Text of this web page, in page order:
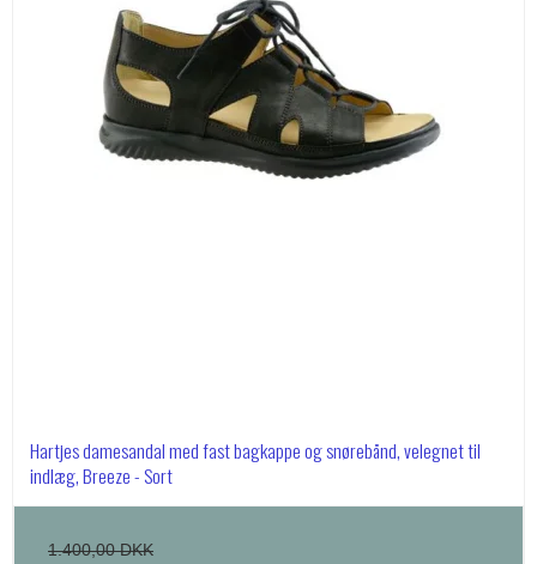
Hartjes damesandal med fast bagkappe og snørebånd, velegnet til
indlæg, Breeze - Sort
1.400,00 DKK